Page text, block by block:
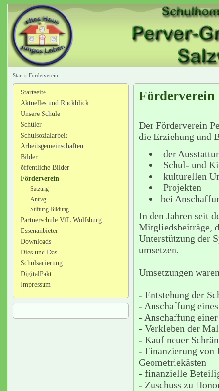
Start» Förderverein
Startseite
Aktuelles und Rückblick
Unsere Schule
Schüler
Schulsozialarbeit
Arbeitsgemeinschaften
Bilder
öffentliche Bilder
Förderverein
Satzung
Antrag
Stiftung Bildung
Partnerschule VfL Wolfsburg
Essenanbieter
Downloads
Dies und Das
Schulsanierung
DigitalPakt
Impressum
Förderverein
Der Förderverein
die Erziehung und
der
Schul- und
kulturellen
Projekten
bei
In den Jahren seit
Mitgliedsbeiträge,
Unterstützung der
umsetzen.
Umsetzungen
- Entstehung der
- Anschaffung
- Anschaffung einer
- Verkleben der
- Kauf neuer
- Finanzierung von
Geometriekästen
- finanzielle
- Zuschuss zu